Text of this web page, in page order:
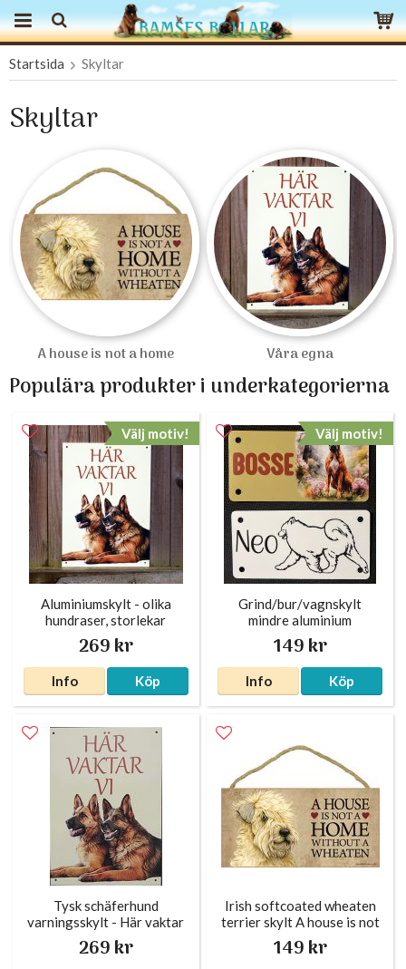
Produkten har blivit tillagd i varukorgen
Startsida Skyltar
Skyltar
A house is not a home Våra egna
Populära produkter i underkategorierna
Välj motiv!
Aluminiumskylt - olika
hundraser, storlekar
269 kr
Info Köp
Välj motiv!
Grind/bur/vagnskylt
mindre aluminium
149 kr
Info Köp
Tysk schäferhund
varningsskylt - Här vaktar
vi
269 kr
Irish softcoated wheaten
terrier skylt A house is not
a home - Great
149 kr